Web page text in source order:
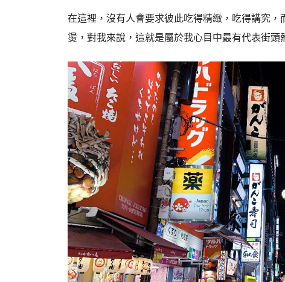
在這裡，沒有人會要求彼此吃得精緻，吃得講究
燙，對我來說，這就是屬於我心目中最有代表街頭